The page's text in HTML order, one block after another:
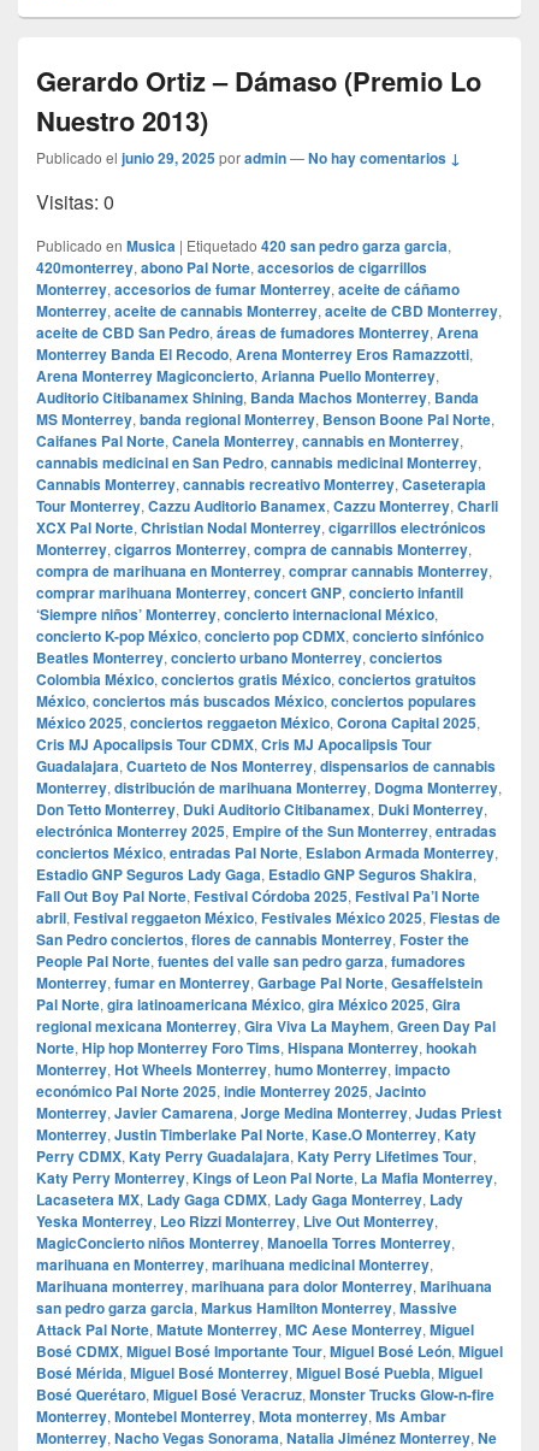
Gerardo Ortiz – Dámaso (Premio Lo
Nuestro 2013)
Publicado el junio 29, 2025poradmin—No hay comentarios ↓
Visitas: 0
Publicado en Musica | Etiquetado 420 san pedro garza garcia,
420monterrey, abono Pal Norte, accesorios de cigarrillos
Monterrey, accesorios de fumar Monterrey, aceite de cáñamo
Monterrey, aceite de cannabis Monterrey, aceite de CBD Monterrey,
aceite de CBD San Pedro, áreas de fumadores Monterrey, Arena
Monterrey Banda El Recodo, Arena Monterrey Eros Ramazzotti,
Arena Monterrey Magiconcierto, Arianna Puello Monterrey,
Auditorio Citibanamex Shining, Banda Machos Monterrey, Banda
MS Monterrey, banda regional Monterrey, Benson Boone Pal Norte,
Caifanes Pal Norte, Canela Monterrey, cannabis en Monterrey,
cannabis medicinal en San Pedro, cannabis medicinal Monterrey,
Cannabis Monterrey, cannabis recreativo Monterrey, Caseterapia
Tour Monterrey, Cazzu Auditorio Banamex, Cazzu Monterrey, Charli
XCX Pal Norte, Christian Nodal Monterrey, cigarrillos electrónicos
Monterrey, cigarros Monterrey, compra de cannabis Monterrey,
compra de marihuana en Monterrey, comprar cannabis Monterrey,
comprar marihuana Monterrey, concert GNP, concierto infantil
‘Siempre niños’ Monterrey, concierto internacional México,
concierto K-pop México, concierto pop CDMX, concierto sinfónico
Beatles Monterrey, concierto urbano Monterrey, conciertos
Colombia México, conciertos gratis México, conciertos gratuitos
México, conciertos más buscados México, conciertos populares
México 2025, conciertos reggaeton México, Corona Capital 2025,
Cris MJ Apocalipsis Tour CDMX, Cris MJ Apocalipsis Tour
Guadalajara, Cuarteto de Nos Monterrey, dispensarios de cannabis
Monterrey, distribución de marihuana Monterrey, Dogma Monterrey,
Don Tetto Monterrey, Duki Auditorio Citibanamex, Duki Monterrey,
electrónica Monterrey 2025, Empire of the Sun Monterrey, entradas
conciertos México, entradas Pal Norte, Eslabon Armada Monterrey,
Estadio GNP Seguros Lady Gaga, Estadio GNP Seguros Shakira,
Fall Out Boy Pal Norte, Festival Córdoba 2025, Festival Pa’l Norte
abril, Festival reggaeton México, Festivales México 2025, Fiestas de
San Pedro conciertos, flores de cannabis Monterrey, Foster the
People Pal Norte, fuentes del valle san pedro garza, fumadores
Monterrey, fumar en Monterrey, Garbage Pal Norte, Gesaffelstein
Pal Norte, gira latinoamericana México, gira México 2025, Gira
regional mexicana Monterrey, Gira Viva La Mayhem, Green Day Pal
Norte, Hip hop Monterrey Foro Tims, Hispana Monterrey, hookah
Monterrey, Hot Wheels Monterrey, humo Monterrey, impacto
económico Pal Norte 2025, indie Monterrey 2025, Jacinto
Monterrey, Javier Camarena, Jorge Medina Monterrey, Judas Priest
Monterrey, Justin Timberlake Pal Norte, Kase.O Monterrey, Katy
Perry CDMX, Katy Perry Guadalajara, Katy Perry Lifetimes Tour,
Katy Perry Monterrey, Kings of Leon Pal Norte, La Mafia Monterrey,
Lacasetera MX, Lady Gaga CDMX, Lady Gaga Monterrey, Lady
Yeska Monterrey, Leo Rizzi Monterrey, Live Out Monterrey,
MagicConcierto niños Monterrey, Manoella Torres Monterrey,
marihuana en Monterrey, marihuana medicinal Monterrey,
Marihuana monterrey, marihuana para dolor Monterrey, Marihuana
san pedro garza garcia, Markus Hamilton Monterrey, Massive
Attack Pal Norte, Matute Monterrey, MC Aese Monterrey, Miguel
Bosé CDMX, Miguel Bosé Importante Tour, Miguel Bosé León, Miguel
Bosé Mérida, Miguel Bosé Monterrey, Miguel Bosé Puebla, Miguel
Bosé Querétaro, Miguel Bosé Veracruz, Monster Trucks Glow-n-fire
Monterrey, Montebel Monterrey, Mota monterrey, Ms Ambar
Monterrey, Nacho Vegas Sonorama, Natalia Jiménez Monterrey, Ne